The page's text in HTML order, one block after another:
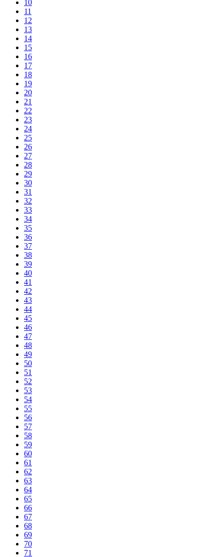
10
11
12
13
14
15
16
17
18
19
20
21
22
23
24
25
26
27
28
29
30
31
32
33
34
35
36
37
38
39
40
41
42
43
44
45
46
47
48
49
50
51
52
53
54
55
56
57
58
59
60
61
62
63
64
65
66
67
68
69
70
71